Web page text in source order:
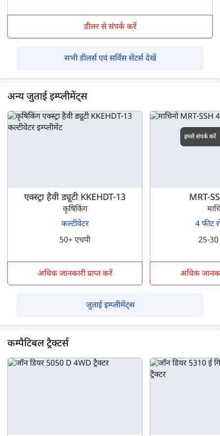
डीलर से संपर्क करें
सभी डीलर्स एवं सर्विस सेंटर्स देखें
अन्य जुताई इम्प्लीमेंट्स
एक्स्ट्रा हैवी ड्यूटी KKEHDT-13
कृषिकिंग
कल्टीवेटर
50+ एचपी
अधिक जानकारी प्राप्त करें
MRT-
4 फीट
25-30
अधिक
जुताई इम्प्लीमेंट्स
कम्पैटिबल ट्रैक्टर्स
हमसे संपर्क करें